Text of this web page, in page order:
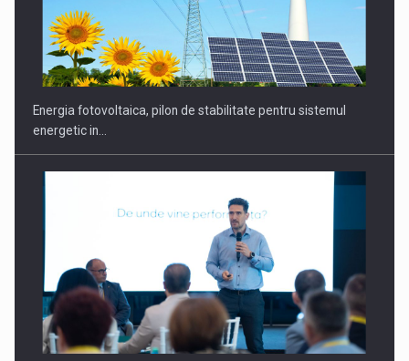
CEO Conference - Shaping The Future - Technology and…
Webinar - Business Evolution-RETHINK STRATEGY-Finantare
Investitii Digitalizare
Energia fotovoltaica, pilon de stabilitate pentru sistemul
energetic in…